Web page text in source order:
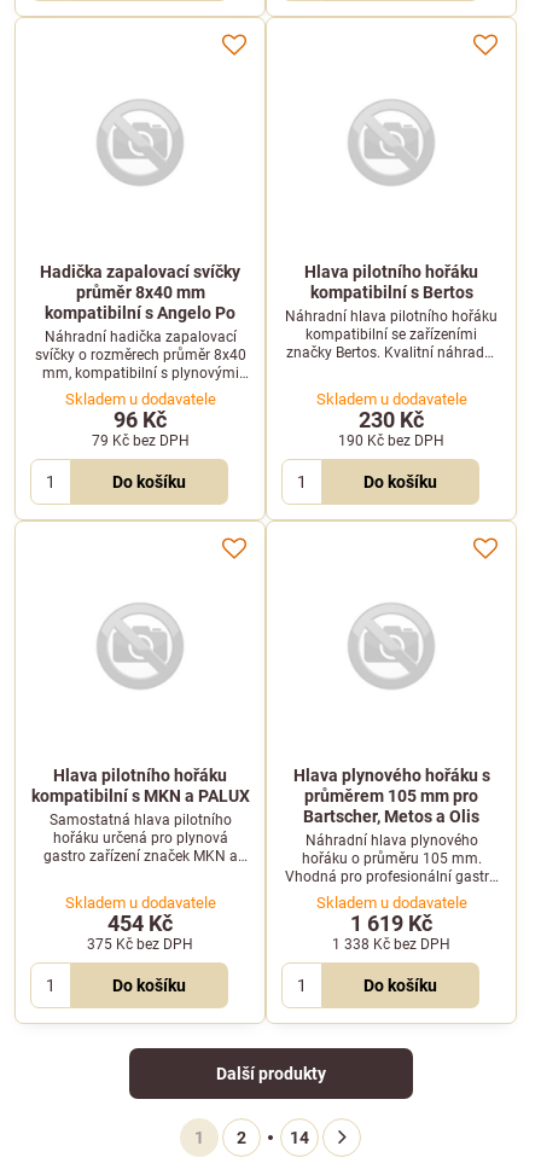
Hadička zapalovací svíčky
průměr 8x40 mm
kompatibilní s Angelo Po
Náhradní hadička zapalovací
svíčky o rozměrech průměr 8x40
mm, kompatibilní s plynovými
zařízeními Angelo Po.
Skladem u dodavatele
96 Kč
79 Kč bez DPH
Do košíku
Hlava pilotního hořáku
kompatibilní s Bertos
Náhradní hlava pilotního hořáku
kompatibilní se zařízeními
značky Bertos. Kvalitní náhradní
Skladem u dodavatele
230 Kč
190 Kč bez DPH
Do košíku
Hlava pilotního hořáku
kompatibilní s MKN a PALUX
Samostatná hlava pilotního
hořáku určená pro plynová
gastro zařízení značek MKN a
Skladem u dodavatele
454 Kč
375 Kč bez DPH
Do košíku
Hlava plynového hořáku s
průměrem 105 mm pro
Bartscher, Metos a Olis
Náhradní hlava plynového
hořáku o průměru 105 mm.
Vhodná pro profesionální gastro
zařízení značek Bartscher, Metos
a Olis.
Skladem u dodavatele
1 619 Kč
1 338 Kč bez DPH
Do košíku
Další produkty
1 2 14